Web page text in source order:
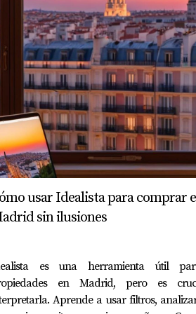
Decidió ofrecerle una prórroga del
evitar conflictos innecesarios.
Con una comunicación clara
el tema con respeto y
del proceso con confianza.
usar Idealista para comprar
sin ilusiones
es una herramienta útil
en Madrid, pero es
Aprende a usar filtros,